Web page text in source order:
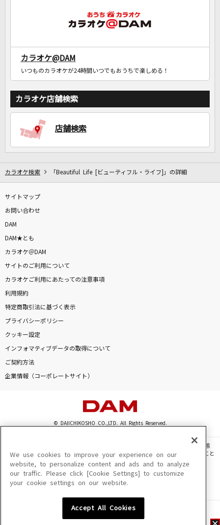
カラオケ@DAM
いつものカラオケが24時間いつでもおうちで楽しめる！
カラオケ店舗検索
店舗検索
カラオケ検索 「Beautiful Life [ビューティフル・ライフ]」の詳細
サイトマップ
お問い合わせ
DAM
DAM★とも
カラオケ＠DAM
サイトのご利用について
カラオケご利用にあたっての注意事項
利用規約
特定商取引法に基づく表示
プライバシーポリシー
クッキー設定
インフォマティブデータの取得について
ご契約方法
企業情報（コーポレートサイト）
© DAIICHIKOSHO CO.,LTD. All Rights Reserved.
このサイトに掲載されている一切の文章・画像・写真・動画・音声等を、手段や形態
を問わず、著作権法の定める範囲を超えて無断で複製、転載、ファイル化などすること
を禁じます。
楽曲及びコンテンツは、機種によりご利用いただけない場合があります。
楽曲及びコンテンツの配信日、配信内容が変更になる場合があります。
We use cookies to improve your experience on our
website, to personalize content and ads and to analyze
our traffic. Please click [Cookie Settings] to customize
your cookie settings on our website.
Accept All Cookies